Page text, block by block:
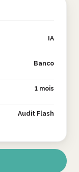
IA
Banco
1 mois
Audit Flash